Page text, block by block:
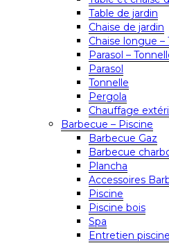
Table de jardin
Chaise de jardin
Chaise longue –
Parasol –
Parasol
Tonnelle
Pergola
Chauffage
Barbecue – Piscine
Barbecue Gaz
Barbecue
Plancha
Accessoires
Piscine
Piscine bois
Spa
Entretien piscine